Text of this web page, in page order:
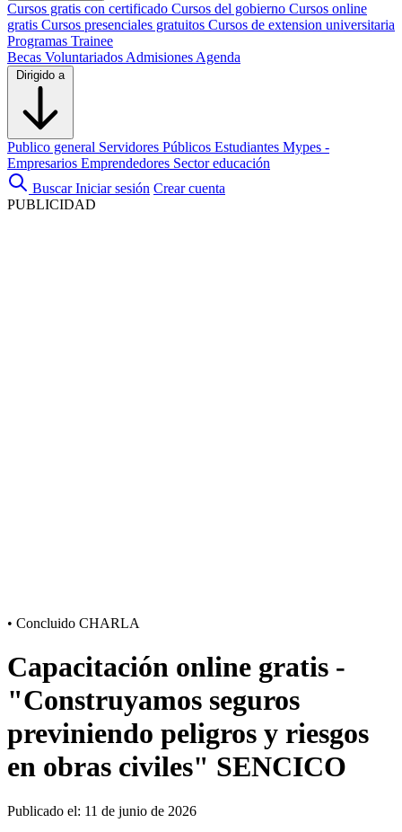
Cursos gratis con certificado Cursos del gobierno Cursos online
gratis Cursos presenciales gratuitos Cursos de extension universitaria
Programas Trainee
Becas Voluntariados Admisiones Agenda
Dirigido a
Publico general Servidores Públicos Estudiantes Mypes -
Empresarios Emprendedores Sector educación
Buscar Iniciar sesión Crear cuenta
PUBLICIDAD
• Concluido CHARLA
Capacitación online gratis -
"Construyamos seguros
previniendo peligros y riesgos
en obras civiles" SENCICO
Publicado el: 11 de junio de 2026